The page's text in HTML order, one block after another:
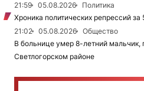
21:59
05.08.2026
Политика
Хроника политических репрессий за
21:02
05.08.2026
Общество
В больнице умер 8-летний
Светлогорском районе